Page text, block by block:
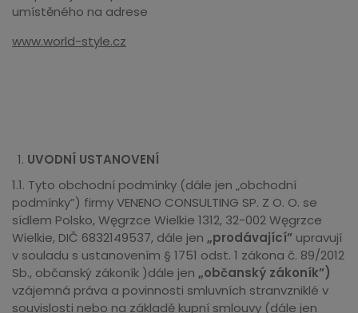
umístěného na adrese
www.world-style.cz
UVODNÍ USTANOVENÍ
1.1. Tyto obchodní podmínky (dále jen „obchodní
podmínky”) firmy VENENO CONSULTING SP. Z O. O. se
sídlem Polsko, Węgrzce Wielkie 1312, 32-002 Węgrzce
Wielkie, DIČ 6832149537, dále jen „prodávající” upravují
v souladu s ustanovením § 1751 odst. 1 zákona č. 89/2012
Sb., občanský zákoník )dále jen „občanský zákoník”)
vzájemná práva a povinnosti smluvních stranvzniklé v
souvislosti nebo na základě kupní smlouvy (dále jen